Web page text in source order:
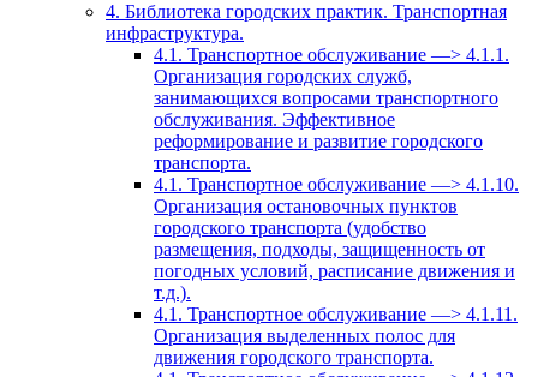
4. Библиотека городских практик. Транспортная
инфраструктура.
4.1. Транспортное обслуживание —> 4.1.1.
Организация городских служб,
занимающихся вопросами транспортного
обслуживания. Эффективное
реформирование и развитие городского
транспорта.
4.1. Транспортное обслуживание —> 4.1.10.
Организация остановочных пунктов
городского транспорта (удобство
размещения, подходы, защищенность от
погодных условий, расписание движения и
т.д.).
4.1. Транспортное обслуживание —> 4.1.11.
Организация выделенных полос для
движения городского транспорта.